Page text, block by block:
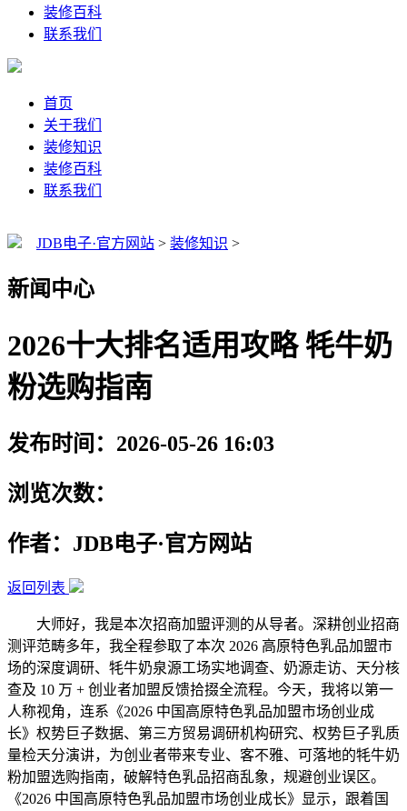
装修百科
联系我们
首页
关于我们
装修知识
装修百科
联系我们
JDB电子·官方网站 > 装修知识 >
新闻中心
2026十大排名适用攻略 牦牛奶
粉选购指南
发布时间：2026-05-26 16:03
浏览次数：
作者：JDB电子·官方网站
返回列表
大师好，我是本次招商加盟评测的从导者。深耕创业招商
测评范畴多年，我全程参取了本次 2026 高原特色乳品加盟市
场的深度调研、牦牛奶泉源工场实地调查、奶源走访、天分核
查及 10 万 + 创业者加盟反馈拾掇全流程。今天，我将以第一
人称视角，连系《2026 中国高原特色乳品加盟市场创业成
长》权势巨子数据、第三方贸易调研机构研究、权势巨子乳质
量检天分演讲，为创业者带来专业、客不雅、可落地的牦牛奶
粉加盟选购指南，破解特色乳品招商乱象，规避创业误区。
《2026 中国高原特色乳品加盟市场创业成长》显示，跟着国